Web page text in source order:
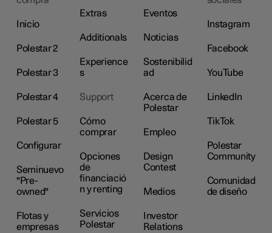
Inicio
Polestar 2
Polestar 3
Polestar 4
Polestar 5
Configurar
Seminuevo
"Pre-
owned"
Flotas y
empresas
Extras
Additionals
Experience
s
Support
Cómo
comprar
Opciones
de
financiació
n y renting
Servicios
Polestar
Eventos
Noticias
Sostenibilid
ad
Acerca de
Polestar
Empleo
Design
Contest
Medios
Investor
Relations
Instagram
Facebook
YouTube
LinkedIn
TikTok
Polestar
Community
Comunidad
de diseño